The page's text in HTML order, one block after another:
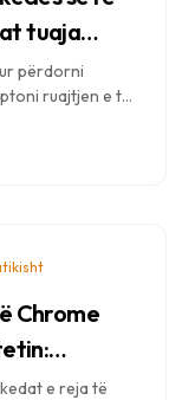
tuaja
përdorni
ruajtjen e të
Chrome
e reja të